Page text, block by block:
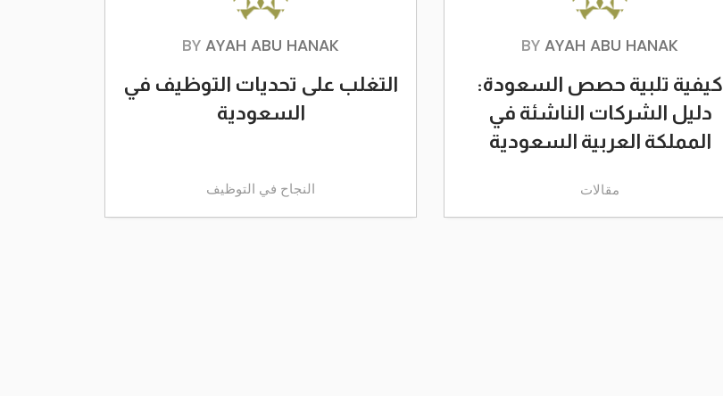
BY AYAH ABU HANAK
كيفية تلبية حصص السعودة:
دليل الشركات الناشئة في
المملكة العربية السعودية
مقالات
BY AYAH ABU HANAK
التغلب على تحديات التوظيف في
السعودية
النجاح في التوظيف